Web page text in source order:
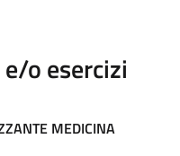
o esercizi
MEDICINA